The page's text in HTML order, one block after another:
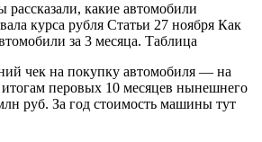
рассказали, какие автомобили
курса рубля Статьи 27 ноября Как
за 3 месяца. Таблица
чек на покупку автомобиля — на
перовых 10 месяцев нынешнего
руб. За год стоимость машины тут